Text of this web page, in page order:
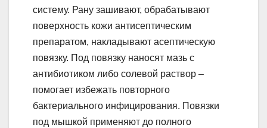
систему. Рану зашивают, обрабатывают
поверхность кожи антисептическим
препаратом, накладывают асептическую
повязку. Под повязку наносят мазь с
антибиотиком либо солевой раствор –
помогает избежать повторного
бактериального инфицирования. Повязки
под мышкой применяют до полного